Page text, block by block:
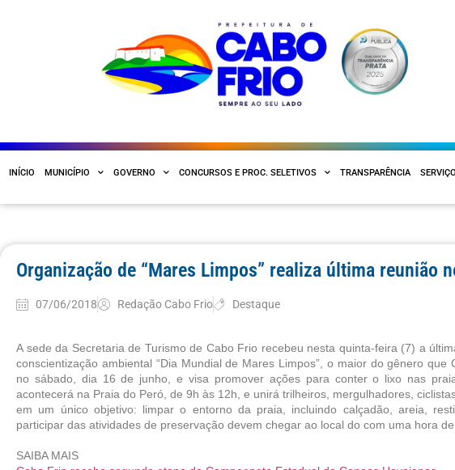
INÍCIO MUNICÍPIO GOVERNO CONCURSOS E PROC. SELETIVOS TRANSPARÊNCIA
Organização de “Mares Limpos” realiza última reunião
07/06/2018 Redação Cabo Frio Destaque
A sede da Secretaria de Turismo de Cabo Frio recebeu nesta quinta-feira (7) a
conscientização ambiental “Dia Mundial de Mares Limpos”, o maior do gênero
no sábado, dia 16 de junho, e visa promover ações para conter o lixo nas
acontecerá na Praia do Peró, de 9h às 12h, e unirá trilheiros, mergulhadores,
em um único objetivo: limpar o entorno da praia, incluindo calçadão, areia,
participar das atividades de preservação devem chegar ao local do com uma hora
SAIBA MAIS